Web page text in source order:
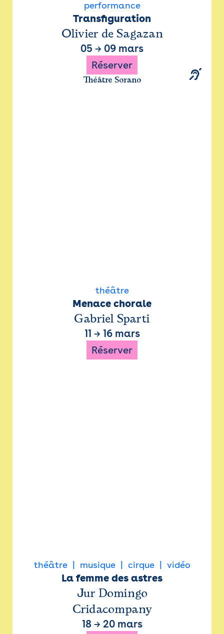
performance
Transfiguration
Olivier de Sagazan
05 → 09 mars
Réserver
Théâtre Sorano
théâtre
Menace chorale
Gabriel Sparti
11 → 16 mars
Réserver
théâtre musique cirque vidéo
La femme des astres
Jur Domingo
Cridacompany
18 → 20 mars